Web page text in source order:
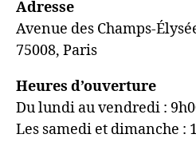
Adresse
Avenue des Champs-
75008, Paris
Heures d’ouverture
Du lundi au vendredi :
Les samedi et dimanche :